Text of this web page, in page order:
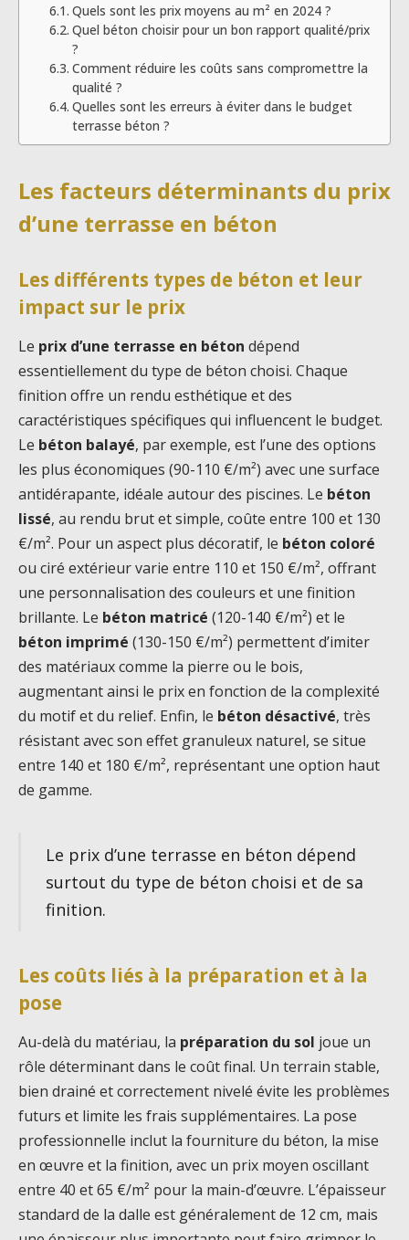
Quels sont les prix moyens au m² en 2024 ?
Quel béton choisir pour un bon rapport qualité/prix
?
Comment réduire les coûts sans compromettre la
qualité ?
Quelles sont les erreurs à éviter dans le budget
terrasse béton ?
Les facteurs déterminants du prix
d’une terrasse en béton
Les différents types de béton et leur
impact sur le prix
Le prix d’une terrasse en béton dépend
essentiellement du type de béton choisi. Chaque
finition offre un rendu esthétique et des
caractéristiques spécifiques qui influencent le budget.
Le béton balayé, par exemple, est l’une des options
les plus économiques (90-110 €/m²) avec une surface
antidérapante, idéale autour des piscines. Le béton
lissé, au rendu brut et simple, coûte entre 100 et 130
€/m². Pour un aspect plus décoratif, le béton coloré
ou ciré extérieur varie entre 110 et 150 €/m², offrant
une personnalisation des couleurs et une finition
brillante. Le béton matricé (120-140 €/m²) et le
béton imprimé (130-150 €/m²) permettent d’imiter
des matériaux comme la pierre ou le bois,
augmentant ainsi le prix en fonction de la complexité
du motif et du relief. Enfin, le béton désactivé, très
résistant avec son effet granuleux naturel, se situe
entre 140 et 180 €/m², représentant une option haut
de gamme.
Le prix d’une terrasse en béton dépend
surtout du type de béton choisi et de sa
finition.
Les coûts liés à la préparation et à la
pose
Au-delà du matériau, la préparation du sol joue un
rôle déterminant dans le coût final. Un terrain stable,
bien drainé et correctement nivelé évite les problèmes
futurs et limite les frais supplémentaires. La pose
professionnelle inclut la fourniture du béton, la mise
en œuvre et la finition, avec un prix moyen oscillant
entre 40 et 65 €/m² pour la main-d’œuvre. L’épaisseur
standard de la dalle est généralement de 12 cm, mais